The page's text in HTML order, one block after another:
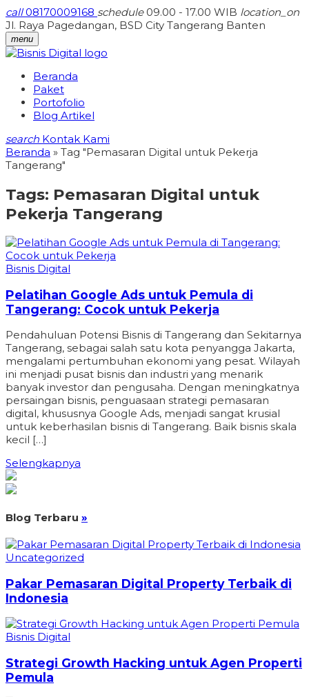
call08170009168 schedule09.00 - 17.00 WIB location_on
Jl. Raya Pagedangan, BSD City Tangerang Banten
menu
Beranda
Paket
Portofolio
Blog Artikel
search Kontak Kami
Beranda » Tag "Pemasaran Digital untuk Pekerja
Tangerang"
Tags: Pemasaran Digital untuk
Pekerja Tangerang
Bisnis Digital
Pelatihan Google Ads untuk Pemula di
Tangerang: Cocok untuk Pekerja
Pendahuluan Potensi Bisnis di Tangerang dan Sekitarnya
Tangerang, sebagai salah satu kota penyangga Jakarta,
mengalami pertumbuhan ekonomi yang pesat. Wilayah
ini menjadi pusat bisnis dan industri yang menarik
banyak investor dan pengusaha. Dengan meningkatnya
persaingan bisnis, penguasaan strategi pemasaran
digital, khususnya Google Ads, menjadi sangat krusial
untuk keberhasilan bisnis di Tangerang. Baik bisnis skala
kecil […]
Selengkapnya
Blog Terbaru »
Uncategorized
Pakar Pemasaran Digital Property Terbaik di
Indonesia
Bisnis Digital
Strategi Growth Hacking untuk Agen Properti
Pemula